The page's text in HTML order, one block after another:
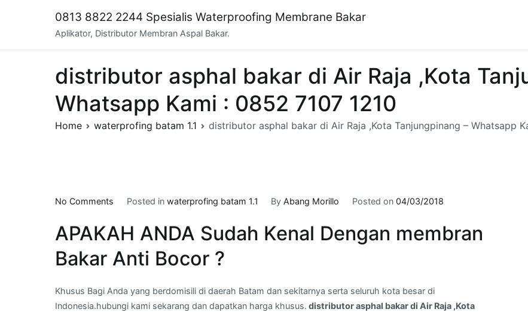
0813 8822 2244 Spesialis Waterproofing Membrane Bakar
Aplikator, Distributor Membran Aspal Bakar.
distributor asphal bakar di Air Raja ,Kota
Whatsapp Kami : 0852 7107 1210
Home waterprofing batam 1.1 distributor asphal bakar di Air Raja ,Kota Tanjungpinang – Whatsapp
No Comments
asphal
di
Raja
,Kota
Posted in waterprofing batam 1.1 ByAbang Morillo Posted on 04/03/2018
APAKAH ANDA Sudah Kenal Dengan membran
Bakar Anti Bocor ?
Khusus Bagi Anda yang berdomisili di daerah Batam dan sekitarnya serta seluruh kota besar di
Indonesia.hubungi kami sekarang dan dapatkan harga khusus. distributor asphal bakar di Air Raja ,Kota